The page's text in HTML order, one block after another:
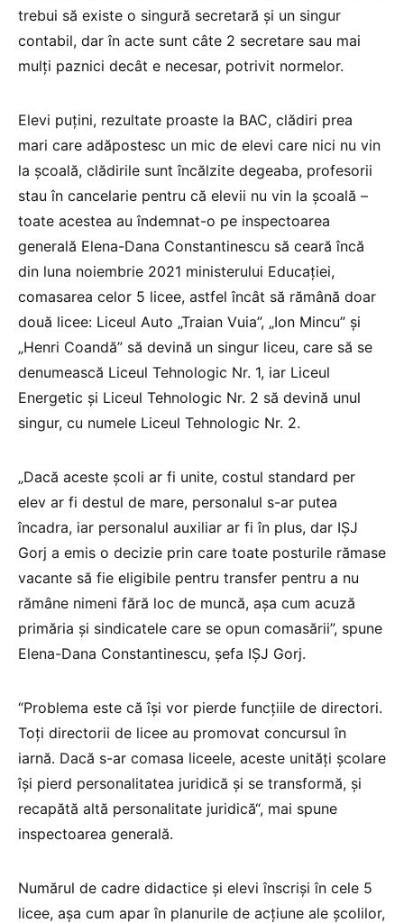
trebui să existe o singură secretară și un singur
contabil, dar în acte sunt câte 2 secretare sau mai
mulți paznici decât e necesar, potrivit normelor.
Elevi puțini, rezultate proaste la BAC, clădiri prea
mari care adăpostesc un mic de elevi care nici nu vin
la școală, clădirile sunt încălzite degeaba, profesorii
stau în cancelarie pentru că elevii nu vin la școală –
toate acestea au îndemnat-o pe inspectoarea
generală Elena-Dana Constantinescu să ceară încă
din luna noiembrie 2021 ministerului Educației,
comasarea celor 5 licee, astfel încât să rămână doar
două licee: Liceul Auto „Traian Vuia”, „Ion Mincu” și
„Henri Coandă” să devină un singur liceu, care să se
denumească Liceul Tehnologic Nr. 1, iar Liceul
Energetic și Liceul Tehnologic Nr. 2 să devină unul
singur, cu numele Liceul Tehnologic Nr. 2.
„Dacă aceste școli ar fi unite, costul standard per
elev ar fi destul de mare, personalul s-ar putea
încadra, iar personalul auxiliar ar fi în plus, dar IȘJ
Gorj a emis o decizie prin care toate posturile rămase
vacante să fie eligibile pentru transfer pentru a nu
rămâne nimeni fără loc de muncă, așa cum acuză
primăria și sindicatele care se opun comasării”, spune
Elena-Dana Constantinescu, șefa IȘJ Gorj.
“Problema este că își vor pierde funcțiile de directori.
Toți directorii de licee au promovat concursul în
iarnă. Dacă s-ar comasa liceele, aceste unități școlare
își pierd personalitatea juridică și se transformă, și
recapătă altă personalitate juridică“, mai spune
inspectoarea generală.
Numărul de cadre didactice și elevi înscriși în cele 5
licee, așa cum apar în planurile de acțiune ale școlilor,